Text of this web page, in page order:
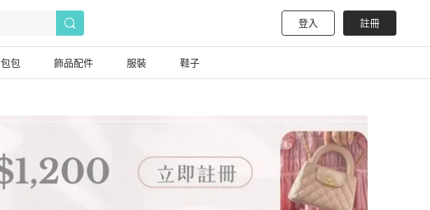
登入 註冊
包包 飾品配件 服裝 鞋子